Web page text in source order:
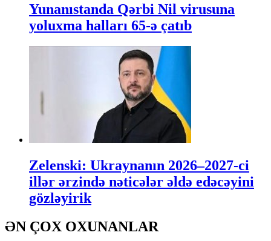
Yunanıstanda Qərbi Nil virusuna
yoluxma halları 65-ə çatıb
Zelenski: Ukraynanın 2026–2027-ci
illər ərzində nəticələr əldə edəcəyini
gözləyirik
ƏN ÇOX OXUNANLAR